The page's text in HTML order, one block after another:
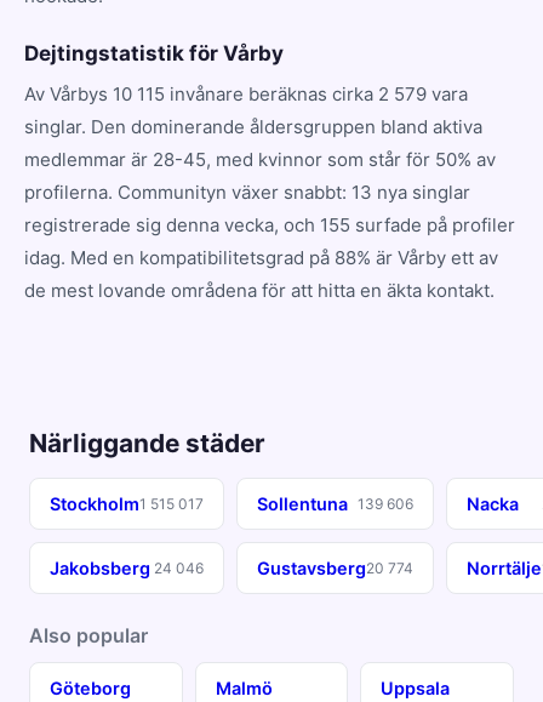
Dejtingstatistik för Vårby
Av Vårbys 10 115 invånare beräknas cirka 2 579 vara
singlar. Den dominerande åldersgruppen bland aktiva
medlemmar är 28-45, med kvinnor som står för 50% av
profilerna. Communityn växer snabbt: 13 nya singlar
registrerade sig denna vecka, och 155 surfade på profiler
idag. Med en kompatibilitetsgrad på 88% är Vårby ett av
de mest lovande områdena för att hitta en äkta kontakt.
Närliggande städer
Stockholm1 515 017 Sollentuna 139 606 Nacka
Jakobsberg 24 046 Gustavsberg20 774 Norrtälje
Also popular
Göteborg Malmö Uppsala